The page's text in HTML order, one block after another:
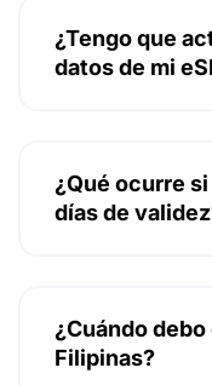
¿Tengo que
datos de mi
¿Qué ocurre
días de
¿Cuándo
Filipinas?